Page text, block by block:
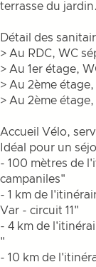
terrasse du jardin.
Détail des
> Au RDC, WC
> Au 1er étage,
> Au 2ème
> Au 2ème
Accueil Vélo,
Idéal pour un
- 100 mètres de
campaniles"
- 1 km de
Var - circuit 11"
- 4 km de
"
- 10 km de